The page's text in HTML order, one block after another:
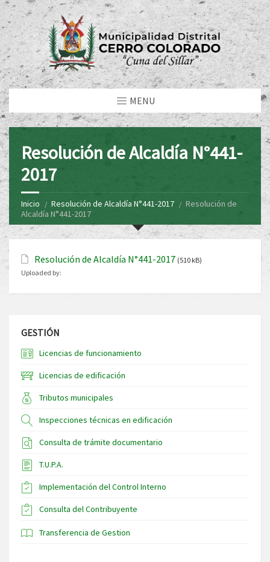
MENU
Resolución de Alcaldía N°441-
2017
Inicio Resolución de Alcaldía N°441-2017
Resolución de
Alcaldía N°441-2017
Resolución de Alcaldía N°441-2017 (510 kB)
Uploaded by:
GESTIÓN
Licencias de funcionamiento
Licencias de edificación
Tributos municipales
Inspecciones técnicas en edificación
Consulta de trámite documentario
T.U.P.A.
Implementación del Control Interno
Consulta del Contribuyente
Transferencia de Gestion